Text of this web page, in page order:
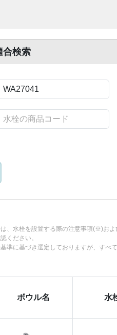
検索
、水栓を設置する際の注意事項(※)お
ください。
準に基づき選定しておりますが、すべ
ボウル名 水